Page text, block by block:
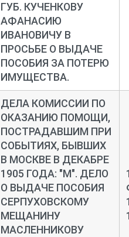
ГУБ. КУЧЕНКОВУ
АФАНАСИЮ
ИВАНОВИЧУ В
ПРОСЬБЕ О ВЫДАЧЕ
ПОСОБИЯ ЗА ПОТЕРЮ
ИМУЩЕСТВА.
ДЕЛА КОМИССИИ ПО
ОКАЗАНИЮ ПОМОЩИ,
ПОСТРАДАВШИМ ПРИ
СОБЫТИЯХ, БЫВШИХ
В МОСКВЕ В ДЕКАБРЕ
1905 ГОДА: "М". ДЕЛО
О ВЫДАЧЕ ПОСОБИЯ
СЕРПУХОВСКОМУ
МЕЩАНИНУ
МАСЛЕННИКОВУ